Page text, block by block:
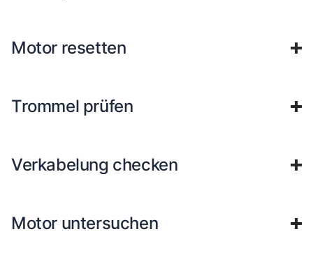
Motor resetten
Trommel prüfen
Verkabelung checken
Motor untersuchen